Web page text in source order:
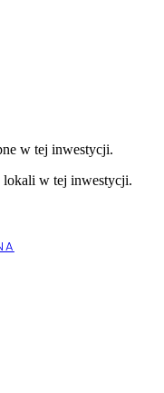
w tej inwestycji.
lokali w tej inwestycji.